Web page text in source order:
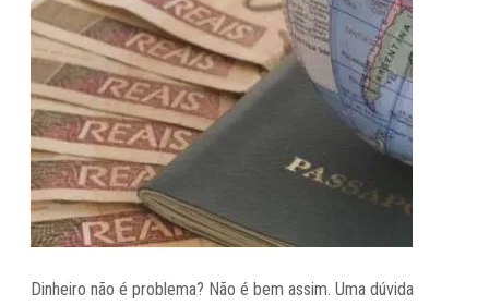
Dinheiro não é problema? Não é bem assim. Uma dúvida